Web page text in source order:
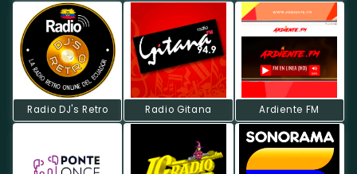
Radio DJ's Retro Radio Gitana Ardiente FM